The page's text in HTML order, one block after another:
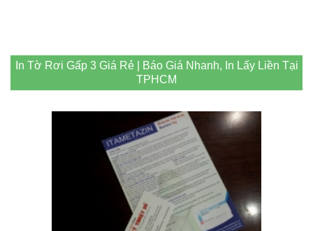
In Tờ Rơi Gấp 3 Giá Rẻ | Báo Giá Nhanh, In Lấy Liền Tại
TPHCM